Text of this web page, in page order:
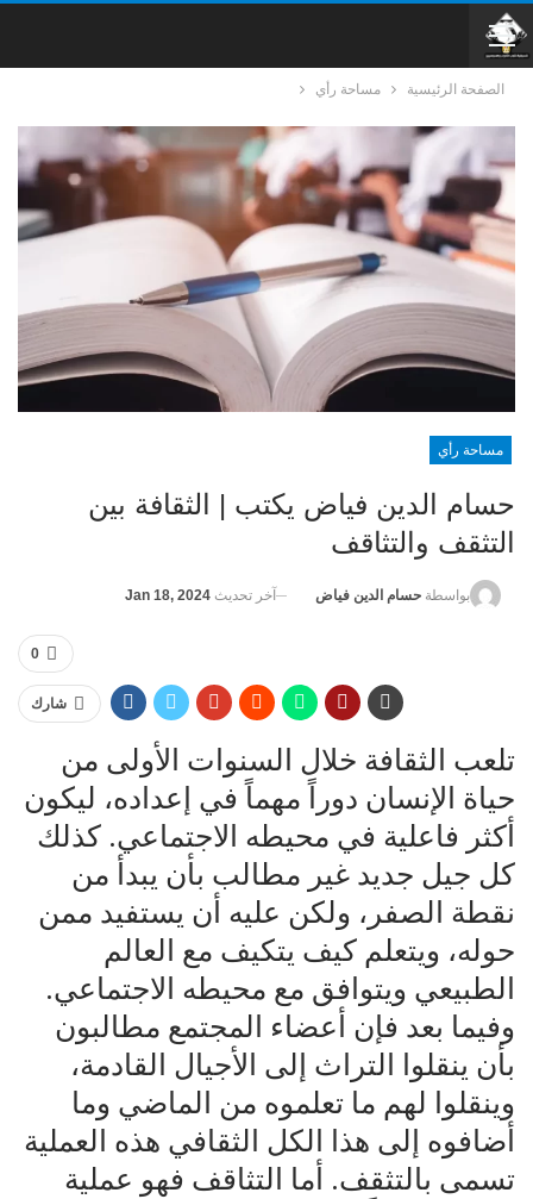
الصفحة الرئيسية مساحة رأي
مساحة رأي
حسام الدين فياض يكتب | الثقافة بين
التثقف والتثاقف
بواسطة حسام الدين فياض آخر تحديث Jan 18, 2024
0
شارك
تلعب الثقافة خلال السنوات الأولى من
حياة الإنسان دوراً مهماً في إعداده، ليكون
أكثر فاعلية في محيطه الاجتماعي. كذلك
كل جيل جديد غير مطالب بأن يبدأ من
نقطة الصفر، ولكن عليه أن يستفيد ممن
حوله، ويتعلم كيف يتكيف مع العالم
الطبيعي ويتوافق مع محيطه الاجتماعي.
وفيما بعد فإن أعضاء المجتمع مطالبون
بأن ينقلوا التراث إلى الأجيال القادمة،
وينقلوا لهم ما تعلموه من الماضي وما
أضافوه إلى هذا الكل الثقافي هذه العملية
تسمى بالتثقف. أما التثاقف فهو عملية